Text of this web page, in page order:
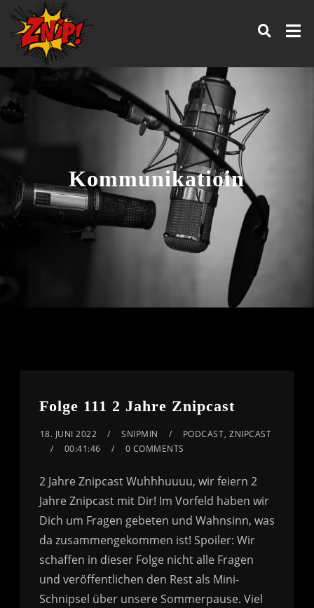
Kommunikatioin
Folge 111 2 Jahre Znipcast
18. JUNI 2022 SNIPMIN PODCAST,ZNIPCAST
00:41:46
0 COMMENTS
2 Jahre Znipcast Wuhhhuuuu, wir feiern 2
Jahre Znipcast mit Dir! Im Vorfeld haben wir
Dich um Fragen gebeten und Wahnsinn, was
da zusammengekommen ist! Spoiler: Wir
schaffen in dieser Folge nicht alle Fragen
und veröffentlichen den Rest als Mini-
Schnipsel über unsere Sommerpause. Viel